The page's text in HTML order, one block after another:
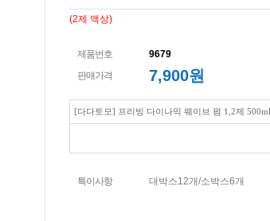
(2제 액상)
제품번호
9679
판매가격
7,900원
[다다토모] 프리빙 다이나믹 웨이브 펌 1,2제 500ml
특이사항 대박스12개/소박스6개